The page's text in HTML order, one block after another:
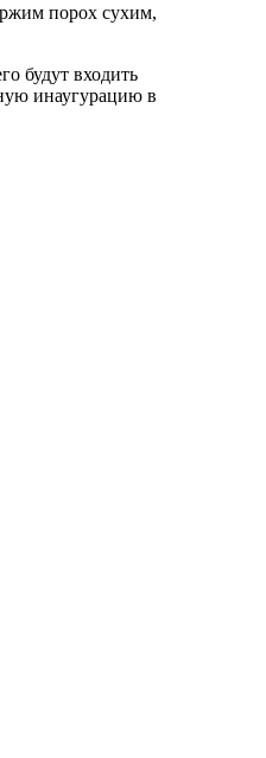
порох сухим,
будут входить
инаугурацию в